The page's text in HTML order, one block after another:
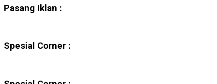
Pasang Iklan :
Spesial Corner :